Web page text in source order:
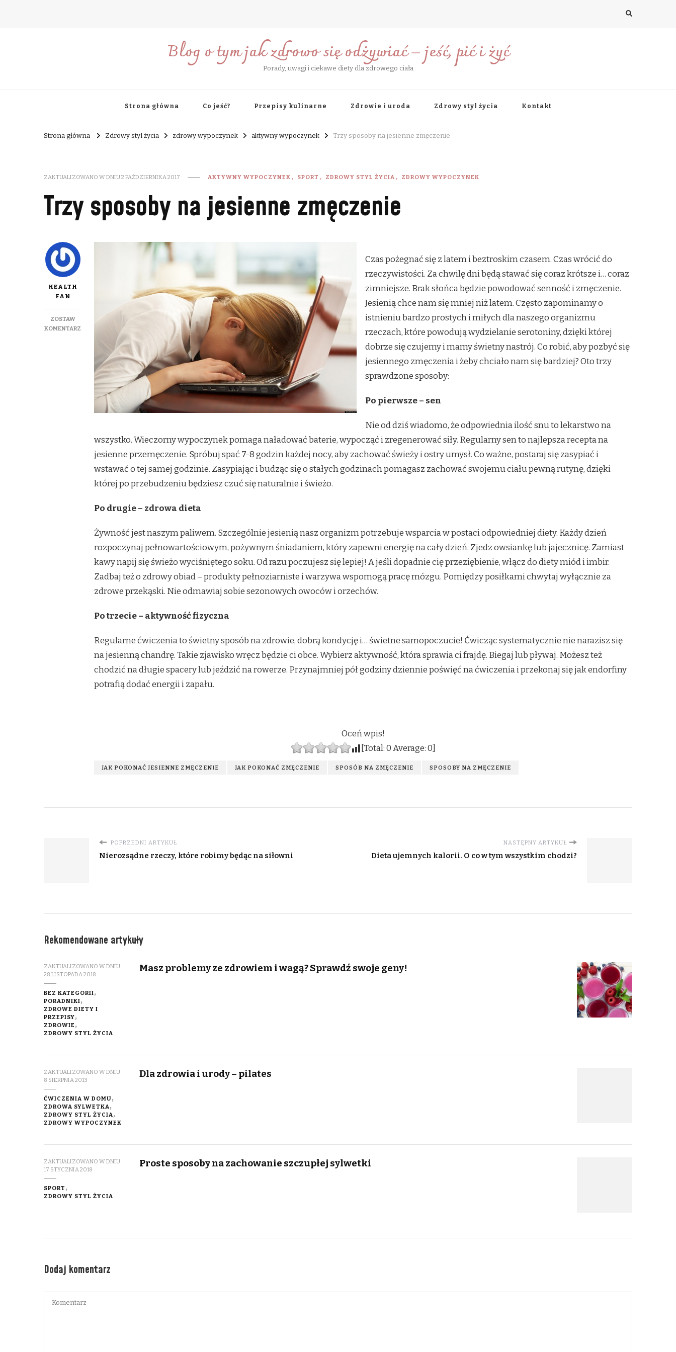
Blog o tym jak zdrowo się odżywiać – jeść, pić i żyć
Porady, uwagi i ciekawe diety dla zdrowego ciała
Strona główna Co jeść? Przepisy kulinarne Zdrowie i uroda Zdrowy styl życia Kontakt
Strona główna Zdrowy styl życia zdrowy wypoczynek aktywny wypoczynek Trzy sposoby na jesienne zmęczenie
ZAKTUALIZOWANO W DNIU2 PAŹDZIERNIKA 2017 AKTYWNY WYPOCZYNEK SPORT ZDROWY STYL ŻYCIA ZDROWY WYPOCZYNEK
Trzy sposoby na jesienne zmęczenie
HEALTH
FAN
ZOSTAW
KOMENTARZ
JESIENNE
ZMĘCZENIE
Czas pożegnać się z latem i beztroskim czasem. Czas wrócić do
rzeczywistości. Za chwilę dni będą stawać się coraz krótsze i… coraz
zimniejsze. Brak słońca będzie powodować senność i zmęczenie.
Jesienią chce nam się mniej niż latem. Często zapominamy o
istnieniu bardzo prostych i miłych dla naszego organizmu
rzeczach, które powodują wydzielanie serotoniny, dzięki której
dobrze się czujemy i mamy świetny nastrój. Co robić, aby pozbyć się
jesiennego zmęczenia i żeby chciało nam się bardziej? Oto trzy
sprawdzone sposoby:
Po pierwsze – sen
Nie od dziś wiadomo, że odpowiednia ilość snu to lekarstwo na
wszystko. Wieczorny wypoczynek pomaga naładować baterie, wypocząć i zregenerować siły. Regularny sen to najlepsza recepta na
jesienne przemęczenie. Spróbuj spać 7-8 godzin każdej nocy, aby zachować świeży i ostry umysł. Co ważne, postaraj się zasypiać i
wstawać o tej samej godzinie. Zasypiając i budząc się o stałych godzinach pomagasz zachować swojemu ciału pewną rutynę, dzięki
której po przebudzeniu będziesz czuć się naturalnie i świeżo.
Po drugie – zdrowa dieta
Żywność jest naszym paliwem. Szczególnie jesienią nasz organizm potrzebuje wsparcia w postaci odpowiedniej diety. Każdy dzień
rozpoczynaj pełnowartościowym, pożywnym śniadaniem, który zapewni energię na cały dzień. Zjedz owsiankę lub jajecznicę. Zamiast
kawy napij się świeżo wyciśniętego soku. Od razu poczujesz się lepiej! A jeśli dopadnie cię przeziębienie, włącz do diety miód i imbir.
Zadbaj też o zdrowy obiad – produkty pełnoziarniste i warzywa wspomogą pracę mózgu. Pomiędzy posiłkami chwytaj wyłącznie za
zdrowe przekąski. Nie odmawiaj sobie sezonowych owoców i orzechów.
Po trzecie – aktywność fizyczna
Regularne ćwiczenia to świetny sposób na zdrowie, dobrą kondycję i… świetne samopoczucie! Ćwicząc systematycznie nie narazisz się
na jesienną chandrę. Takie zjawisko wręcz będzie ci obce. Wybierz aktywność, która sprawia ci frajdę. Biegaj lub pływaj. Możesz też
chodzić na długie spacery lub jeździć na rowerze. Przynajmniej pół godziny dziennie poświęć na ćwiczenia i przekonaj się jak endorfiny
potrafią dodać energii i zapału.
Oceń wpis!
[Total:0Average:0]
JAK POKONAĆ JESIENNE ZMĘCZENIE JAK POKONAĆ ZMĘCZENIE SPOSÓB NA ZMĘCZENIE SPOSOBY NA ZMĘCZENIE
POPRZEDNI ARTYKUŁ
Nierozsądne rzeczy, które robimy będąc na siłowni
NASTĘPNY ARTYKUŁ
Dieta ujemnych kalorii. O co w tym wszystkim chodzi?
Rekomendowane artykuły
ZAKTUALIZOWANO W DNIU
28 LISTOPADA 2018
BEZ KATEGORII
PORADNIKI
ZDROWE DIETY I
PRZEPISY
ZDROWIE
ZDROWY STYL ŻYCIA
Masz problemy ze zdrowiem i wagą? Sprawdź swoje geny!
ZAKTUALIZOWANO W DNIU
8 SIERPNIA 2013
ĆWICZENIA W DOMU
ZDROWA SYLWETKA
ZDROWY STYL ŻYCIA
ZDROWY WYPOCZYNEK
Dla zdrowia i urody – pilates
ZAKTUALIZOWANO W DNIU
17 STYCZNIA 2018
SPORT
ZDROWY STYL ŻYCIA
Proste sposoby na zachowanie szczupłej sylwetki
Dodaj komentarz